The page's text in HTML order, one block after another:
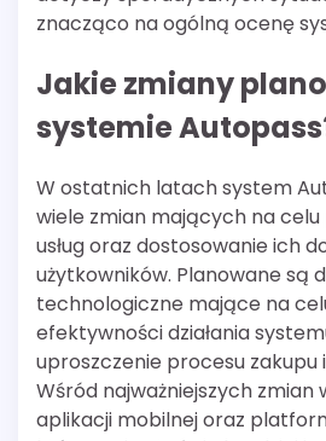
znacząco na ogólną ocenę
Jakie zmiany
systemie
W ostatnich latach system
wiele zmian mających na
usług oraz dostosowanie ich
użytkowników. Planowane są
technologiczne mające na
efektywności działania
uproszczenie procesu zakupu
Wśród najważniejszych zmian
aplikacji mobilnej oraz